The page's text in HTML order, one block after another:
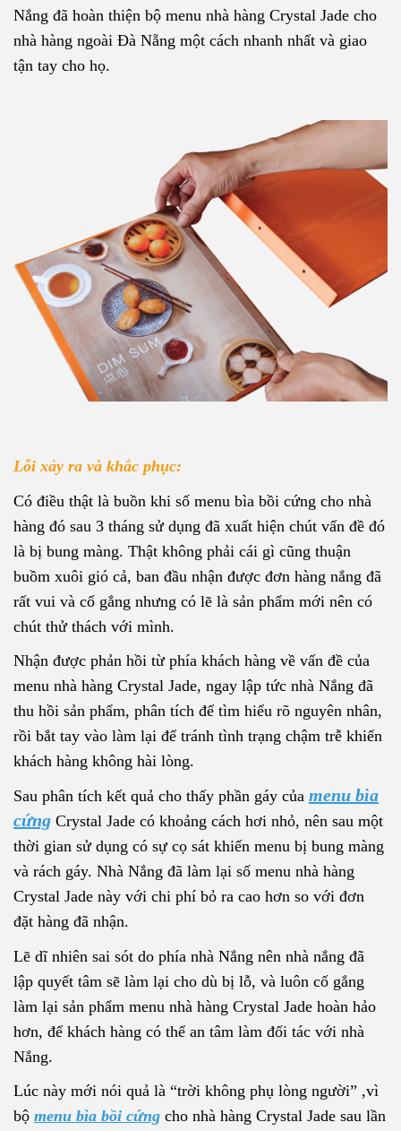
Nắng đã hoàn thiện bộ menu nhà hàng Crystal Jade cho
nhà hàng ngoài Đà Nẵng một cách nhanh nhất và giao
tận tay cho họ.
Lỗi xảy ra và khắc phục:
Có điều thật là buồn khi số menu bìa bồi cứng cho nhà
hàng đó sau 3 tháng sử dụng đã xuất hiện chút vấn đề đó
là bị bung màng. Thật không phải cái gì cũng thuận
buồm xuôi gió cả, ban đầu nhận được đơn hàng nắng đã
rất vui và cố gắng nhưng có lẽ là sản phẩm mới nên có
chút thử thách với mình.
Nhận được phản hồi từ phía khách hàng về vấn đề của
menu nhà hàng Crystal Jade, ngay lập tức nhà Nắng đã
thu hồi sản phẩm, phân tích để tìm hiểu rõ nguyên nhân,
rồi bắt tay vào làm lại để tránh tình trạng chậm trễ khiến
khách hàng không hài lòng.
Sau phân tích kết quả cho thấy phần gáy của menu bìa
cứng Crystal Jade có khoảng cách hơi nhỏ, nên sau một
thời gian sử dụng có sự cọ sát khiến menu bị bung màng
và rách gáy. Nhà Nắng đã làm lại số menu nhà hàng
Crystal Jade này với chi phí bỏ ra cao hơn so với đơn
đặt hàng đã nhận.
Lẽ dĩ nhiên sai sót do phía nhà Nắng nên nhà nắng đã
lập quyết tâm sẽ làm lại cho dù bị lỗ, và luôn cố gắng
làm lại sản phẩm menu nhà hàng Crystal Jade hoàn hảo
hơn, để khách hàng có thể an tâm làm đối tác với nhà
Nắng.
Lúc này mới nói quả là “trời không phụ lòng người” ,vì
bộ menu bìa bồi cứng cho nhà hàng Crystal Jade sau lần